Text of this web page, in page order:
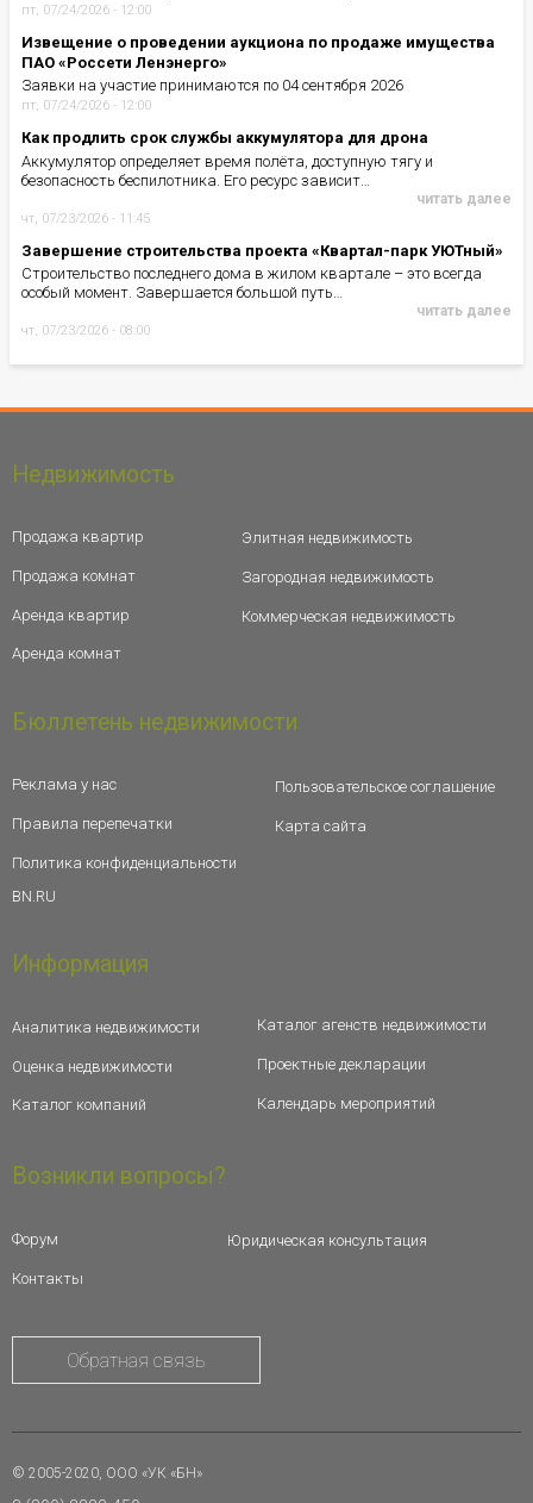
пт, 07/24/2026 - 12:00
Извещение о проведении аукциона по продаже имущества
ПАО «Россети Ленэнерго»
Заявки на участие принимаются по 04 сентября 2026
пт, 07/24/2026 - 12:00
Как продлить срок службы аккумулятора для дрона
Аккумулятор определяет время полёта, доступную тягу и
безопасность беспилотника. Его ресурс зависит…
читать далее
чт, 07/23/2026 - 11:45
Завершение строительства проекта «Квартал-парк УЮТный»
Строительство последнего дома в жилом квартале – это всегда
особый момент. Завершается большой путь…
читать далее
чт, 07/23/2026 - 08:00
Недвижимость
Продажа квартир
Продажа комнат
Аренда квартир
Аренда комнат
Элитная недвижимость
Загородная недвижимость
Коммерческая недвижимость
Бюллетень недвижимости
Реклама у нас
Правила перепечатки
Политика конфиденциальности
BN.RU
Пользовательское соглашение
Карта сайта
Информация
Аналитика недвижимости
Оценка недвижимости
Каталог компаний
Каталог агенств недвижимости
Проектные декларации
Календарь мероприятий
Возникли вопросы?
Форум
Контакты
Юридическая консультация
Обратная связь
© 2005-2020, ООО «УК «БН»